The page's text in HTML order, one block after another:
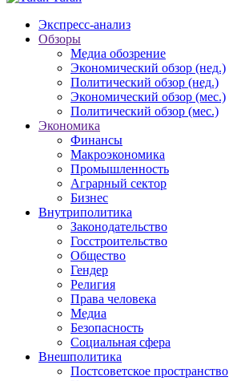
Экспресс-анализ
Обзоры
Медиа обозрение
Экономический обзор (нед.)
Политический обзор (нед.)
Экономический обзор (мес.)
Политический обзор (мес.)
Экономика
Финансы
Макроэкономика
Промышленность
Аграрный сектор
Бизнес
Внутриполитика
Законодательство
Госстроительство
Общество
Гендер
Религия
Права человека
Медиа
Безопасность
Социальная сфера
Внешполитика
Постсоветское пространство